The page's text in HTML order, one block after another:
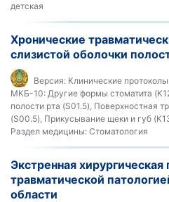
детская
Хронические
слизистой оболочки
Версия: Клинические
МКБ-10: Другие формы стоматита
полости рта (S01.5), Поверхностная
(S00.5), Прикусывание щеки и губ
Раздел медицины: Стоматология
Экстренная
травматической
области